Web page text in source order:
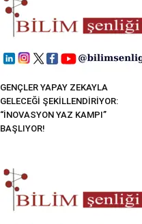
GENÇLER YAPAY ZEKAYLA
GELECEĞİ ŞEKİLLENDİRİYOR:
“İNOVASYON YAZ KAMPI”
BAŞLIYOR!